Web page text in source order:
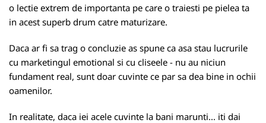
o lectie extrem de importanta pe care o traiesti pe pielea ta
in acest superb drum catre maturizare.
Daca ar fi sa trag o concluzie as spune ca asa stau lucrurile
cu marketingul emotional si cu cliseele - nu au niciun
fundament real, sunt doar cuvinte ce par sa dea bine in ochii
oamenilor.
In realitate, daca iei acele cuvinte la bani marunti... iti dai